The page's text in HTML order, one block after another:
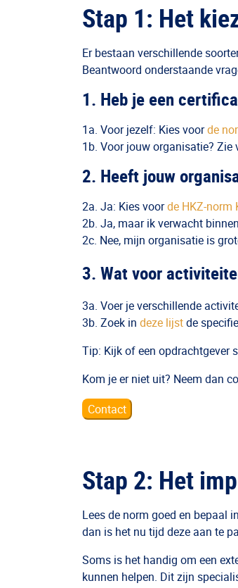
Stap 1: Het
Er bestaan verschillende
Beantwoord onderstaande
1. Heb je een
1a. Voor jezelf: Kies voorde
1b. Voor jouw organisatie? Zie
2. Heeft jouw
2a. Ja: Kies voorde HKZ-norm
2b. Ja, maar ik verwacht
2c. Nee, mijn organisatie is
3. Wat voor
3a. Voer je verschillende
3b. Zoek in deze lijstde
Tip: Kijk of een opdrachtgever
Kom je er niet uit? Neem dan
Contact
Stap 2: Het
Lees de norm goed en bepaal
dan is het nu tijd deze aan te
Soms is het handig om een
kunnen helpen. Dit zijn